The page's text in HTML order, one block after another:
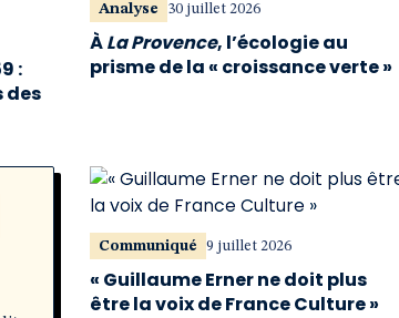
:
des
Analyse 30 juillet 2026
ÀLa Provence, l’écologie au
prisme de la « croissance verte »
Communiqué 9 juillet 2026
« Guillaume Erner ne doit plus
être la voix de France Culture »